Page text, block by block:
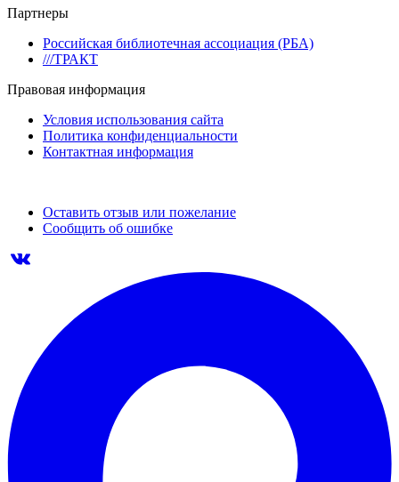
Партнеры
Российская библиотечная ассоциация (РБА)
///ТРАКТ
Правовая информация
Условия использования сайта
Политика конфиденциальности
Контактная информация
Оставить отзыв или пожелание
Сообщить об ошибке